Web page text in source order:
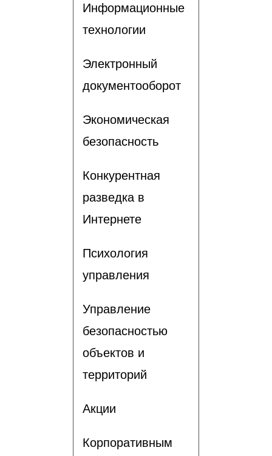
Информационные
технологии
Электронный
документооборот
Экономическая
безопасность
Конкурентная
разведка в
Интернете
Психология
управления
Управление
безопасностью
объектов и
территорий
Акции
Корпоративным